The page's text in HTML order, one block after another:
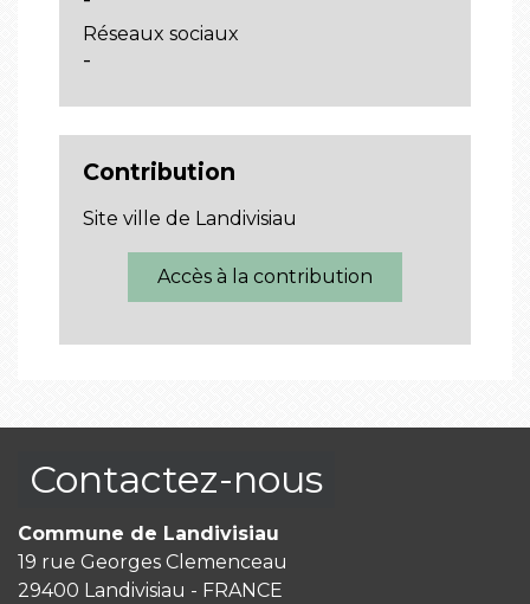
Réseaux sociaux
-
Contribution
Site ville de Landivisiau
Accès à la contribution
Contactez-nous
Commune de Landivisiau
19 rue Georges Clemenceau
29400 Landivisiau - FRANCE